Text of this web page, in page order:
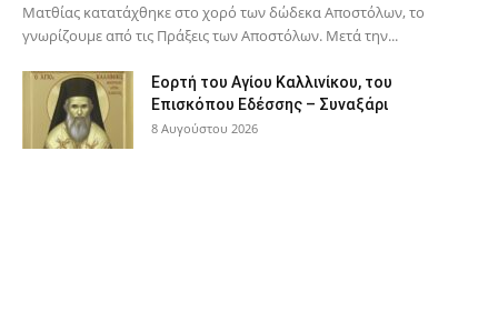
Ματθίας κατατάχθηκε στο χορό των δώδεκα Αποστόλων, το
γνωρίζουμε από τις Πράξεις των Αποστόλων. Μετά την...
Εορτή του Αγίου Καλλινίκου, του
Επισκόπου Εδέσσης – Συναξάρι
8 Αυγούστου 2026